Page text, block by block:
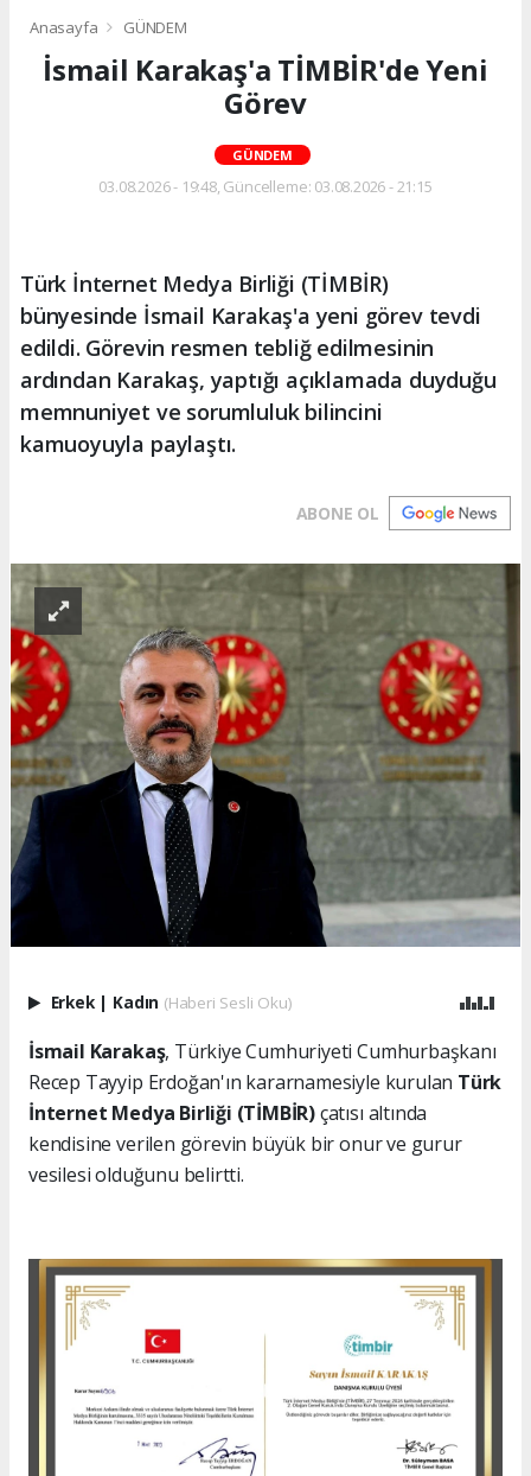
Anasayfa GÜNDEM
İsmail Karakaş'a TİMBİR'de Yeni
Görev
GÜNDEM
03.08.2026 - 19:48, Güncelleme: 03.08.2026 - 21:15
Türk İnternet Medya Birliği (TİMBİR)
bünyesinde İsmail Karakaş'a yeni görev tevdi
edildi. Görevin resmen tebliğ edilmesinin
ardından Karakaş, yaptığı açıklamada duyduğu
memnuniyet ve sorumluluk bilincini
kamuoyuyla paylaştı.
ABONE OL
Erkek | Kadın (Haberi Sesli Oku)
İsmail Karakaş, Türkiye Cumhuriyeti Cumhurbaşkanı
Recep Tayyip Erdoğan'ın kararnamesiyle kurulan Türk
İnternet Medya Birliği (TİMBİR)çatısı altında
kendisine verilen görevin büyük bir onur ve gurur
vesilesi olduğunu belirtti.